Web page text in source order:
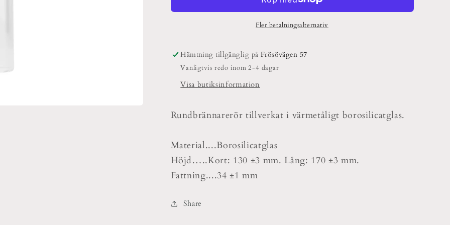
Fler betalningsalternativ
Hämtning tillgänglig på Frösövägen 57
Vanligtvis redo inom 2-4 dagar
Visa butiksinformation
Rundbrännarerör tillverkat i värmetåligt borosilicatglas.
Material....Borosilicatglas
Höjd…..Kort: 130 ±3 mm.Lång: 170 ±3 mm.
Fattning....34 ±1 mm
Share